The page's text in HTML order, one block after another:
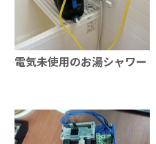
電気未使用のお湯シャワー